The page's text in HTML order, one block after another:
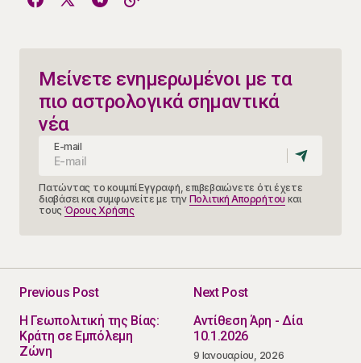
Μείνετε ενημερωμένοι με τα
πιο αστρολογικά σημαντικά
νέα
E-mail
Πατώντας το κουμπί Εγγραφή, επιβεβαιώνετε ότι έχετε
διαβάσει και συμφωνείτε με την Πολιτική Απορρήτου και
τους Όρους Χρήσης
Previous Post
Η Γεωπολιτική της Βίας:
Κράτη σε Εμπόλεμη
Ζώνη
Next Post
Αντίθεση Άρη - Δία
10.1.2026
9 Ιανουαρίου, 2026